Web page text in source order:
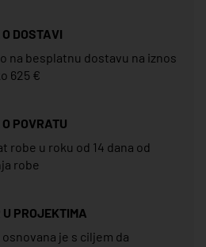
DOSTAVI
na besplatnu dostavu na iznos
625 €
POVRATU
robe u roku od 14 dana od
robe
PROJEKTIMA
je s ciljem da